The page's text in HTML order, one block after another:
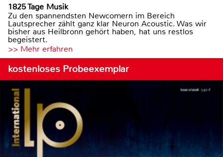
1825 Tage Musik
Zu den spannendsten Newcomern im Bereich
Lautsprecher zählt ganz klar Neuron Acoustic. Was wir
bisher aus Heilbronn gehört haben, hat uns restlos
begeistert.
>> Mehr erfahren
kostenloses Probeexemplar